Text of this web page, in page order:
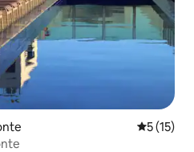
5 de uma
5 (15)